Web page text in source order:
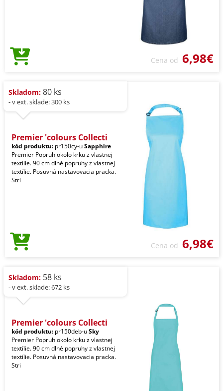
Cena od 6,98€
Skladom: 80 ks
- v ext. sklade: 300 ks
Premier 'colours Collecti
kód produktu: pr150cy-uSapphire
Premier Popruh okolo krku z vlastnej
textílie. 90 cm dlhé popruhy z vlastnej
textílie. Posuvná nastavovacia pracka.
Stri
Cena od 6,98€
Skladom: 58 ks
- v ext. sklade: 672 ks
Premier 'colours Collecti
kód produktu: pr150deb-uSky
Premier Popruh okolo krku z vlastnej
textílie. 90 cm dlhé popruhy z vlastnej
textílie. Posuvná nastavovacia pracka.
Stri